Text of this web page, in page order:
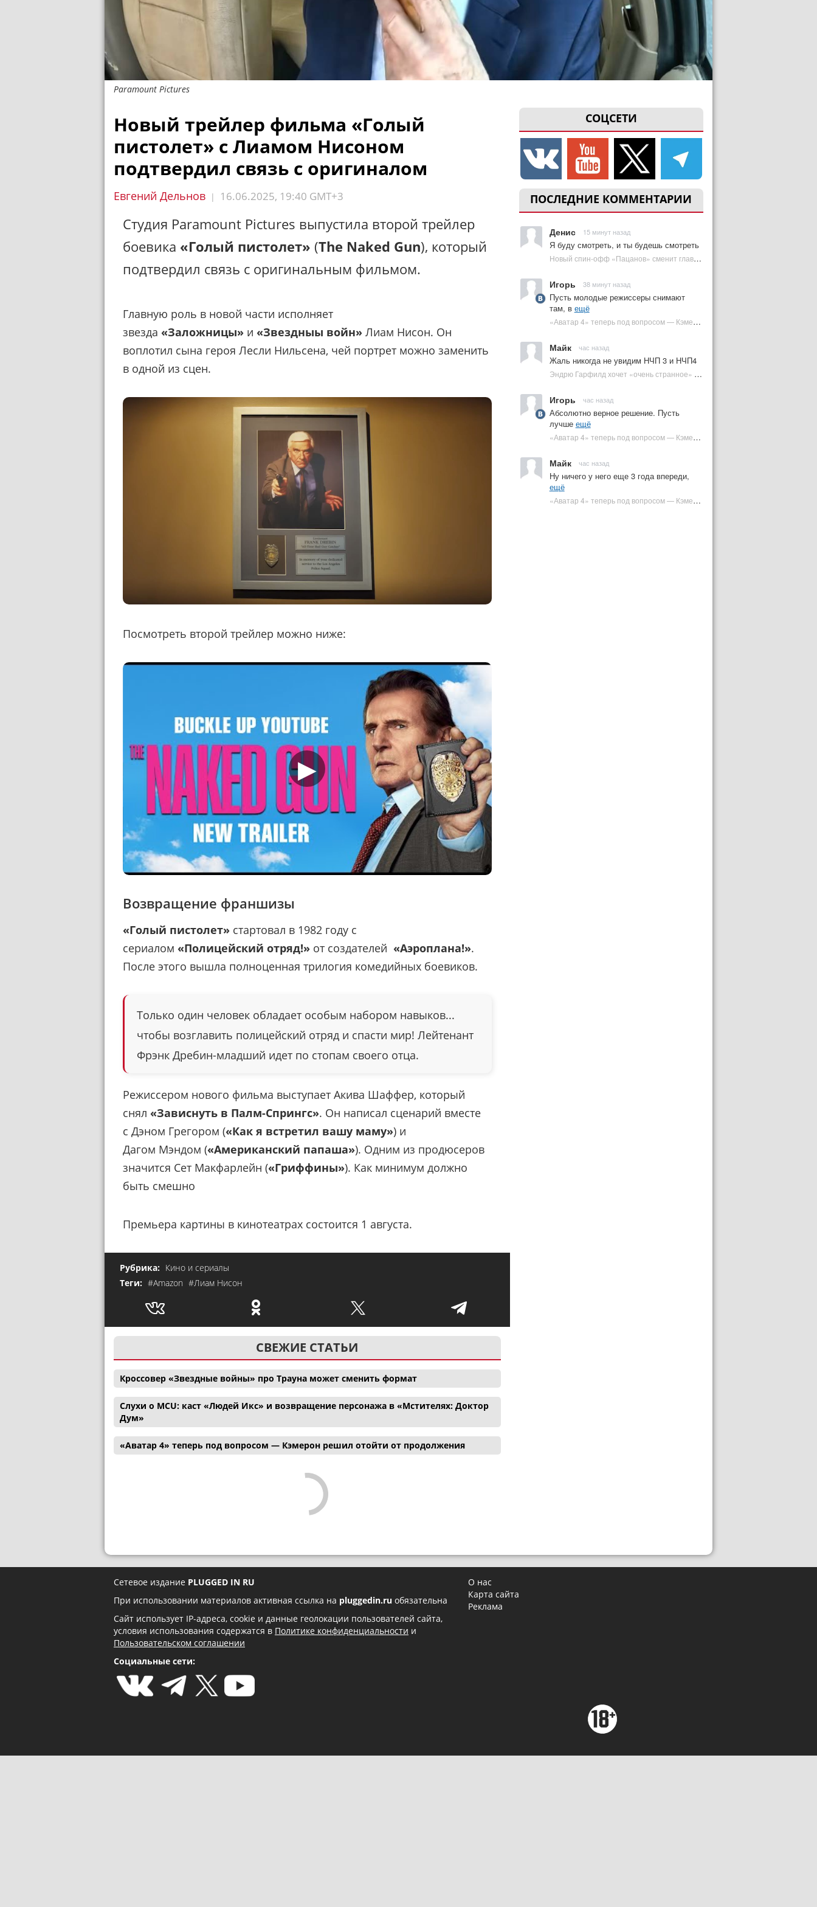
Paramount Pictures
СОЦСЕТИ
ПОСЛЕДНИЕ КОММЕНТАРИИ
Денис 15 минут назад
Я буду смотреть, и ты будешь смотреть
Новый спин-офф «Пацанов» сменит главного героя | Plugged In Ru
Игорь 38 минут назад
Пусть молодые режиссеры снимают
там, в ещё
«Аватар 4» теперь под вопросом — Кэмерон решил отойти от продолжения | Plugged In Ru
Майк час назад
Жаль никогда не увидим НЧП 3 и НЧП4
Эндрю Гарфилд хочет «очень странное» возвращение Человека-паука в MCU | Plugged In Ru
Игорь час назад
Абсолютно верное решение. Пусть
лучше ещё
«Аватар 4» теперь под вопросом — Кэмерон решил отойти от продолжения | Plugged In Ru
Майк час назад
Ну ничего у него еще 3 года впереди,
ещё
«Аватар 4» теперь под вопросом — Кэмерон решил отойти от продолжения | Plugged In Ru
Новый трейлер фильма «Голый
пистолет» с Лиамом Нисоном
подтвердил связь с оригиналом
Евгений Дельнов | 16.06.2025, 19:40 GMT+3
Студия Paramount Pictures выпустила второй трейлер
боевика «Голый пистолет» (The Naked Gun), который
подтвердил связь с оригинальным фильмом.
Главную роль в новой части исполняет
звезда «Заложницы» и «Звездныы войн» Лиам Нисон. Он
воплотил сына героя Лесли Нильсена, чей портрет можно заменить
в одной из сцен.
Посмотреть второй трейлер можно ниже:
▶
Возвращение франшизы
«Голый пистолет» стартовал в 1982 году с
сериалом «Полицейский отряд!» от создателей «Аэроплана!».
После этого вышла полноценная трилогия комедийных боевиков.
Только один человек обладает особым набором навыков...
чтобы возглавить полицейский отряд и спасти мир! Лейтенант
Фрэнк Дребин-младший идет по стопам своего отца.
Режиссером нового фильма выступает Акива Шаффер, который
снял «Зависнуть в Палм-Спрингс». Он написал сценарий вместе
с Дэном Грегором («Как я встретил вашу маму») и
Дагом Мэндом («Американский папаша»). Одним из продюсеров
значится Сет Макфарлейн («Гриффины»). Как минимум должно
быть смешно
Премьера картины в кинотеатрах состоится 1 августа.
Рубрика: Кино и сериалы
Теги: #Amazon #Лиам Нисон
СВЕЖИЕ СТАТЬИ
Кроссовер «Звездные войны» про Трауна может сменить формат
Слухи о MCU: каст «Людей Икс» и возвращение персонажа в «Мстителях: Доктор
Дум»
«Аватар 4» теперь под вопросом — Кэмерон решил отойти от продолжения
Сетевое издание PLUGGED IN RU
При использовании материалов активная ссылка на pluggedin.ru обязательна
Сайт использует IP-адреса, cookie и данные геолокации пользователей сайта,
условия использования содержатся в Политике конфиденциальности и
Пользовательском соглашении
Социальные сети:
О нас
Карта сайта
Реклама